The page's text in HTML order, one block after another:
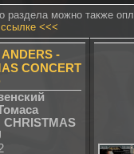
раздела можно также
<<<
-
CONCERT